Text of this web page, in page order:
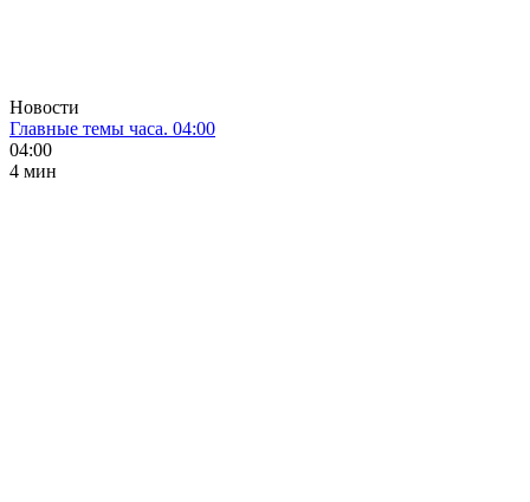
Новости
Главные темы часа. 04:00
04:00
4 мин